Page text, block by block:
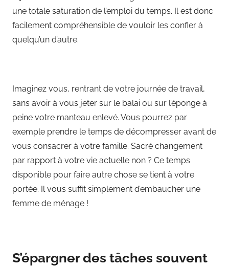
une totale saturation de l’emploi du temps. Il est donc
facilement compréhensible de vouloir les confier à
quelqu’un d’autre.
Imaginez vous, rentrant de votre journée de travail,
sans avoir à vous jeter sur le balai ou sur l’éponge à
peine votre manteau enlevé. Vous pourrez par
exemple prendre le temps de décompresser avant de
vous consacrer à votre famille. Sacré changement
par rapport à votre vie actuelle non ? Ce temps
disponible pour faire autre chose se tient à votre
portée. Il vous suffit simplement d’embaucher une
femme de ménage !
S’épargner des tâches souvent